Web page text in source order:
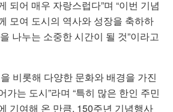
되어 매우 자랑스럽다”며 “이번 기념
모여 도시의 역사와 성장을 축하하
나누는 소중한 시간이 될 것”이라고
비롯해 다양한 문화와 배경을 가진
가는 도시”라며 “특히 많은 한인 주민
기여해 온 만큼, 150주년 기념행사